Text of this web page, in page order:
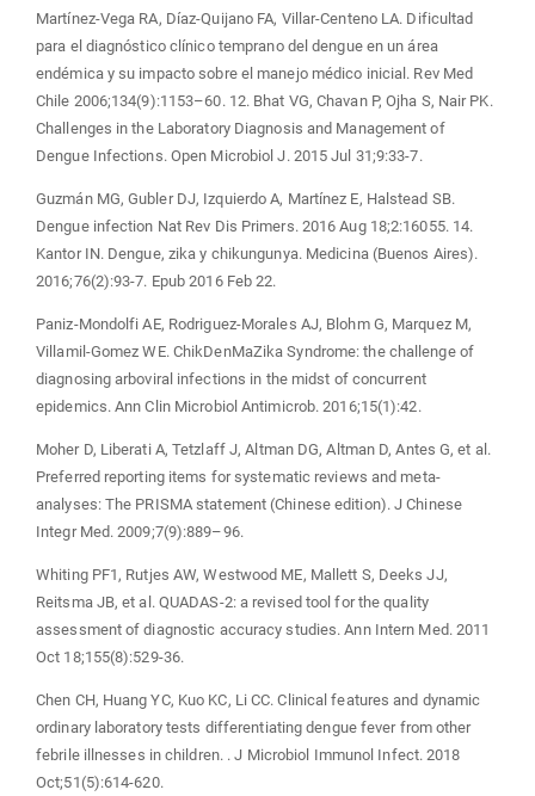
Martínez-Vega RA, Díaz-Quijano FA, Villar-Centeno LA. Dificultad
para el diagnóstico clínico temprano del dengue en un área
endémica y su impacto sobre el manejo médico inicial. Rev Med
Chile 2006;134(9):1153–60. 12. Bhat VG, Chavan P, Ojha S, Nair PK.
Challenges in the Laboratory Diagnosis and Management of
Dengue Infections. Open Microbiol J. 2015 Jul 31;9:33-7.
Guzmán MG, Gubler DJ, Izquierdo A, Martínez E, Halstead SB.
Dengue infection Nat Rev Dis Primers. 2016 Aug 18;2:16055. 14.
Kantor IN. Dengue, zika y chikungunya. Medicina (Buenos Aires).
2016;76(2):93-7. Epub 2016 Feb 22.
Paniz-Mondolfi AE, Rodriguez-Morales AJ, Blohm G, Marquez M,
Villamil-Gomez WE. ChikDenMaZika Syndrome: the challenge of
diagnosing arboviral infections in the midst of concurrent
epidemics. Ann Clin Microbiol Antimicrob. 2016;15(1):42.
Moher D, Liberati A, Tetzlaff J, Altman DG, Altman D, Antes G, et al.
Preferred reporting items for systematic reviews and meta-
analyses: The PRISMA statement (Chinese edition). J Chinese
Integr Med. 2009;7(9):889–96.
Whiting PF1, Rutjes AW, Westwood ME, Mallett S, Deeks JJ,
Reitsma JB, et al. QUADAS-2: a revised tool for the quality
assessment of diagnostic accuracy studies. Ann Intern Med. 2011
Oct 18;155(8):529-36.
Chen CH, Huang YC, Kuo KC, Li CC. Clinical features and dynamic
ordinary laboratory tests differentiating dengue fever from other
febrile illnesses in children. . J Microbiol Immunol Infect. 2018
Oct;51(5):614-620.